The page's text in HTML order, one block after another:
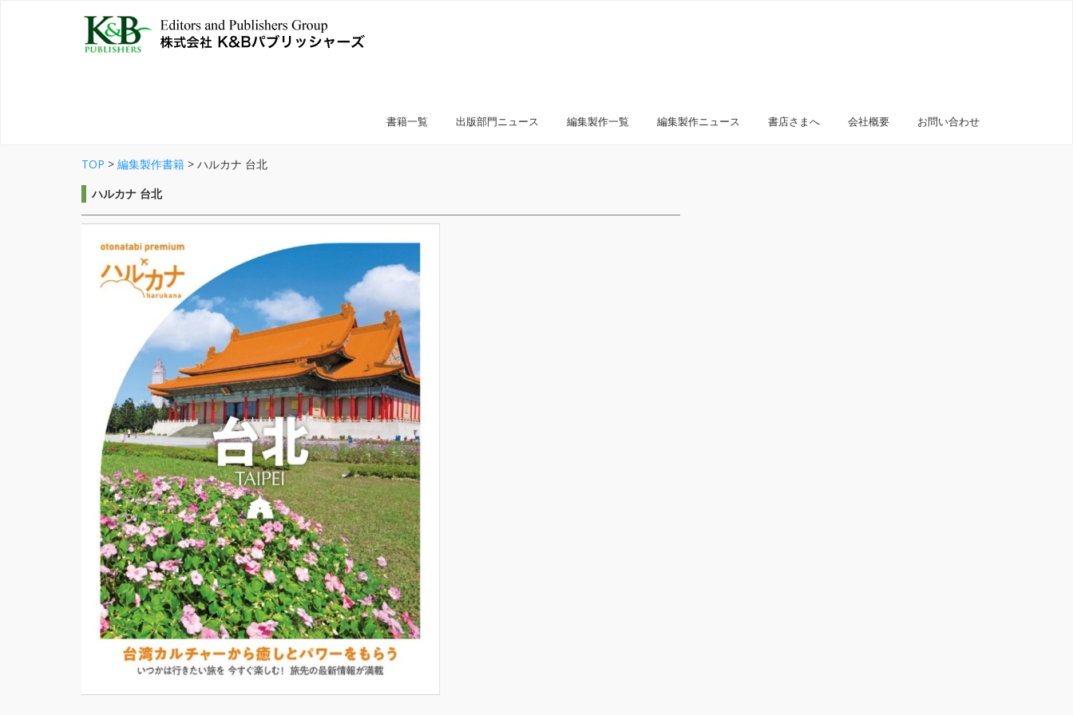
書籍一覧 出版部門ニュース 編集製作一覧 編集製作ニュース 書店さまへ 会社概要 お問い合わせ
TOP > 編集製作書籍 > ハルカナ 台北
ハルカナ 台北